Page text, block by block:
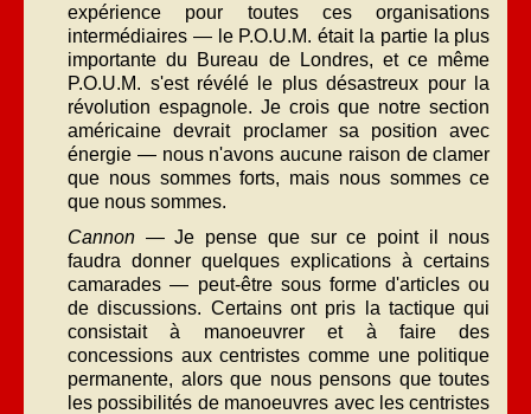
expérience pour toutes ces organisations
intermédiaires — le P.O.U.M. était la partie la plus
importante du Bureau de Londres, et ce même
P.O.U.M. s'est révélé le plus désastreux pour la
révolution espagnole. Je crois que notre section
américaine devrait proclamer sa position avec
énergie — nous n'avons aucune raison de clamer
que nous sommes forts, mais nous sommes ce
que nous sommes.
Cannon — Je pense que sur ce point il nous
faudra donner quelques explications à certains
camarades — peut-être sous forme d'articles ou
de discussions. Certains ont pris la tactique qui
consistait à manoeuvrer et à faire des
concessions aux centristes comme une politique
permanente, alors que nous pensons que toutes
les possibilités de manoeuvres avec les centristes